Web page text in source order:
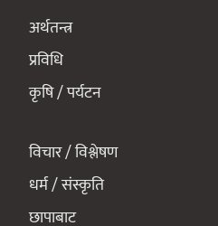
अर्थतन्त्र
प्रविधि
कृषि / पर्यटन
विचार / विश्लेषण
धर्म / संस्कृति
छापाबाट